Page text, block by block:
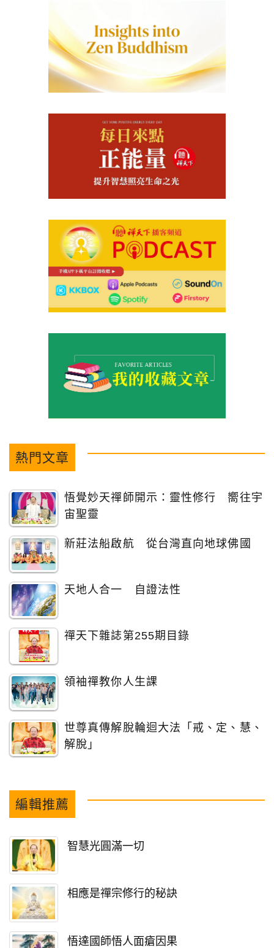
熱門文章
悟覺妙天禪師開示：靈性修行 嚮往宇
宙聖靈
新莊法船啟航 從台灣直向地球佛國
天地人合一 自證法性
禪天下雜誌第255期目錄
領袖禪教你人生課
世尊真傳解脫輪迴大法「戒、定、慧、
解脫」
編輯推薦
智慧光圓滿一切
相應是禪宗修行的秘訣
悟達國師悟人面瘡因果